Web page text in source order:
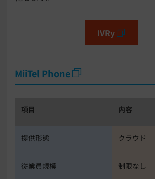
IVRy
MiiTel Phone
項目 内容
提供形態 クラウド
従業員規模 制限なし